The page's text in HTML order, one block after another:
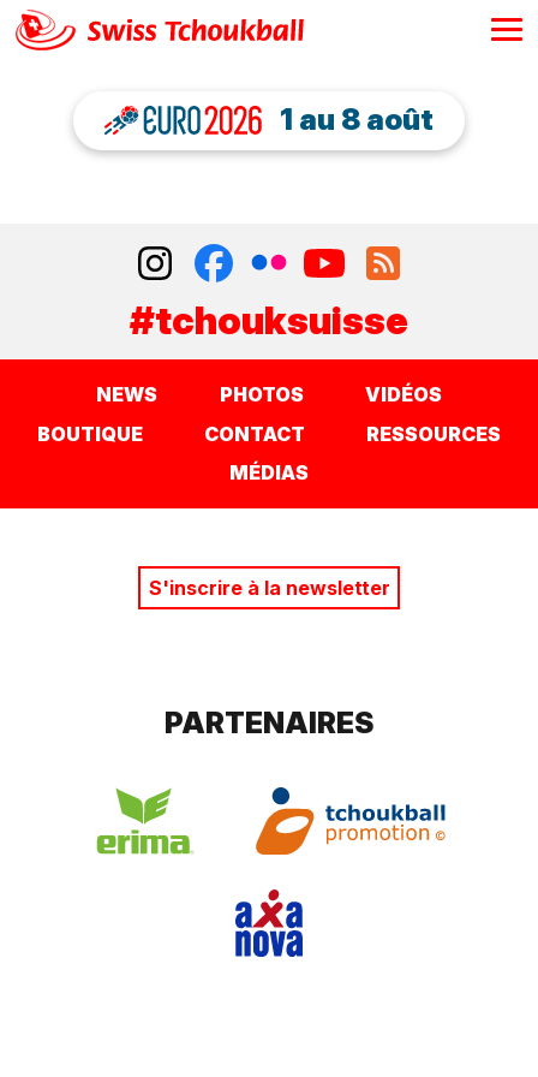
1 au 8 août
#tchouksuisse
NEWS PHOTOS
VIDÉOS
BOUTIQUE
CONTACT
RESSOURCES
MÉDIAS
S'inscrire à la newsletter
PARTENAIRES